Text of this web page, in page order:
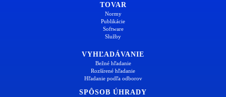
TOVAR
Normy
Publikácie
Software
Služby
VYHĽADÁVANIE
Bežné hľadanie
Rozšírené hľadanie
Hľadanie podľa odborov
SPÔSOB ÚHRADY